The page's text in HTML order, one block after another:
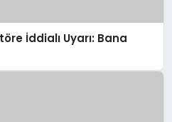
İddialı Uyarı: Bana